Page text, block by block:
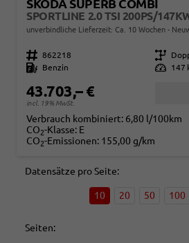
SKODA SUPERB COMBI
SPORTLINE 2.0 TSI 200PS/
unverbindliche Lieferzeit: Ca. 10 Wochen
Fahrzeugnr. 862218 Getriebe
Kraftstoff
Benzin Leistung 147
43.703,– €
incl. 19% MwSt.
Verbrauch kombiniert: 6,80 l/100km
CO2-Klasse: E
CO2-Emissionen: 155,00 g/km
Datensätze pro Seite:
10 20 50 100
Seiten: